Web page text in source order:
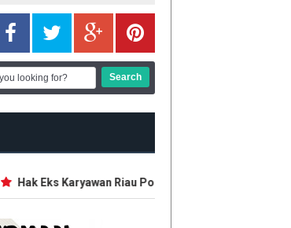
Hak Eks Karyawan Riau Pos Group Diklaim